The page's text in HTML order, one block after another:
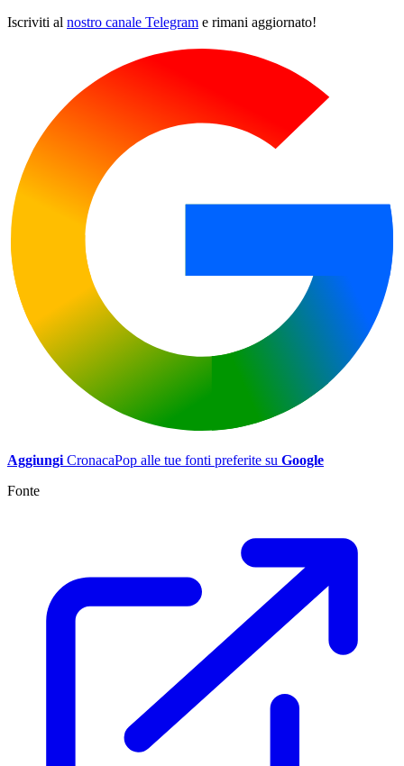
Iscriviti al nostro canale Telegram e rimani aggiornato!
Aggiungi CronacaPop alle tue fonti preferite su Google
Fonte